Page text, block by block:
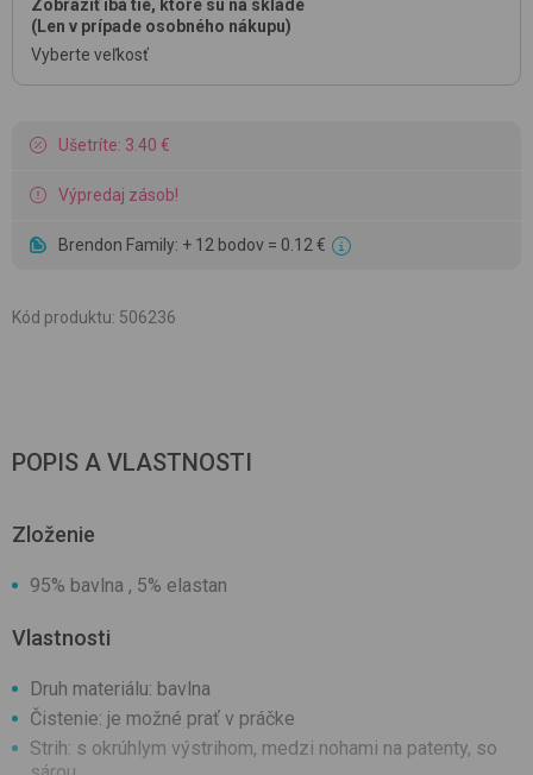
Zobraziť iba tie, ktoré sú na sklade
(Len v prípade osobného nákupu)
Vyberte veľkosť
Ušetríte: 3.40 €
Výpredaj zásob!
Brendon Family: + 12 bodov = 0.12 €
Kód produktu: 506236
POPIS A VLASTNOSTI
Zloženie
95% bavlna , 5% elastan
Vlastnosti
Druh materiálu: bavlna
Čistenie: je možné prať v práčke
Strih: s okrúhlym výstrihom, medzi nohami na patenty, so